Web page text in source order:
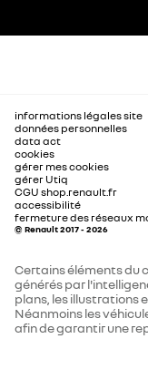
informations légales site
données personnelles
data act
cookies
gérer mes cookies
gérer Utiq
CGU shop.renault.fr
accessibilité
fermeture des réseaux
© Renault 2017 - 2026
Certains éléments du
générés par
plans, les illustrations
Néanmoins les
afin de garantir une